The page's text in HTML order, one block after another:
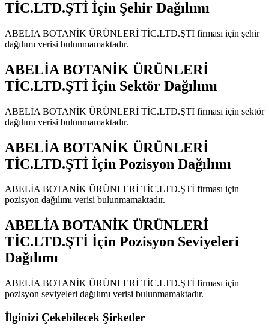
TİC.LTD.ŞTİ İçin Şehir Dağılımı
ABELİA BOTANİK ÜRÜNLERİ TİC.LTD.ŞTİ firması için şehir
dağılımı verisi bulunmamaktadır.
ABELİA BOTANİK ÜRÜNLERİ
TİC.LTD.ŞTİ İçin Sektör Dağılımı
ABELİA BOTANİK ÜRÜNLERİ TİC.LTD.ŞTİ firması için sektör
dağılımı verisi bulunmamaktadır.
ABELİA BOTANİK ÜRÜNLERİ
TİC.LTD.ŞTİ İçin Pozisyon Dağılımı
ABELİA BOTANİK ÜRÜNLERİ TİC.LTD.ŞTİ firması için
pozisyon dağılımı verisi bulunmamaktadır.
ABELİA BOTANİK ÜRÜNLERİ
TİC.LTD.ŞTİ İçin Pozisyon Seviyeleri
Dağılımı
ABELİA BOTANİK ÜRÜNLERİ TİC.LTD.ŞTİ firması için
pozisyon seviyeleri dağılımı verisi bulunmamaktadır.
İlginizi Çekebilecek Şirketler